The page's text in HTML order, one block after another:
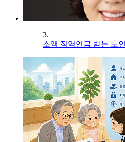
3.
소액 직역연금 받는 노